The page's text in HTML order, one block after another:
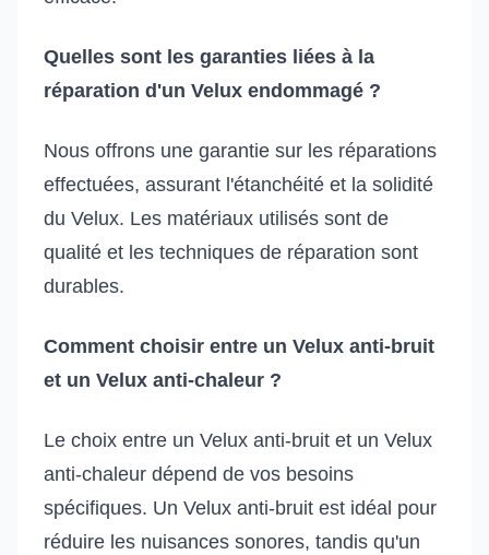
Quelles sont les garanties liées à la
réparation d'un Velux endommagé ?
Nous offrons une garantie sur les réparations
effectuées, assurant l'étanchéité et la solidité
du Velux. Les matériaux utilisés sont de
qualité et les techniques de réparation sont
durables.
Comment choisir entre un Velux anti-bruit
et un Velux anti-chaleur ?
Le choix entre un Velux anti-bruit et un Velux
anti-chaleur dépend de vos besoins
spécifiques. Un Velux anti-bruit est idéal pour
réduire les nuisances sonores, tandis qu'un